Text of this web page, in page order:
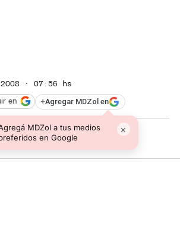
· 07:56 hs
+Agregar MDZol en
MDZol a tus medios
en Google
×
en
Foto: web